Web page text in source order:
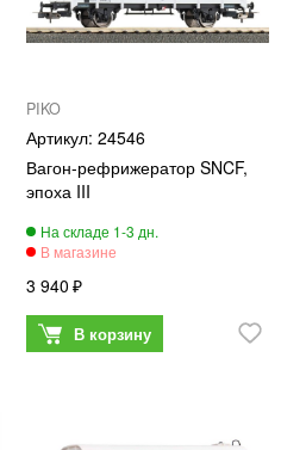
PIKO
24546
Вагон-рефрижератор SNCF,
эпоха III
3 940